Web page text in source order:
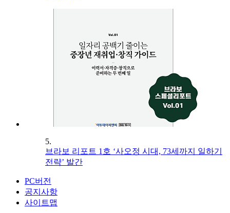
5.
브라보 리포트 1호 ‘사오정 시대, 73세까지 일하기
전략’ 발간
PC버전
공지사항
사이트맵